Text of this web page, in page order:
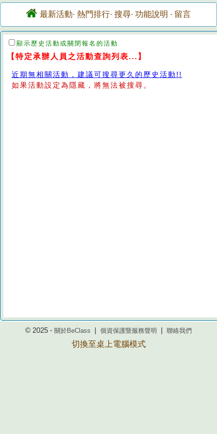
最新活動· 熱門排行· 搜尋· 功能說明 · 留言
顯示歷史活動或關閉報名的活動
【特定承辦人員之活動查詢列表...】
近期無相關活動，建議可搜尋更久的歷史活動!!
如果活動設定為隱藏，將無法被搜尋。
© 2025 - 關於BeClass 個資保護暨服務聲明 聯絡我們
切換至桌上電腦模式